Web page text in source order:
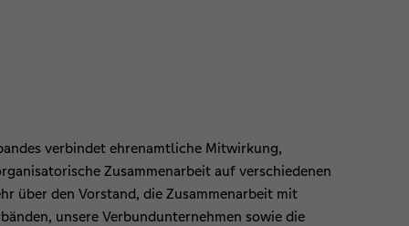
verbindet ehrenamtliche Mitwirkung,
Zusammenarbeit auf verschiedenen
über den Vorstand, die Zusammenarbeit mit
unsere Verbundunternehmen sowie die